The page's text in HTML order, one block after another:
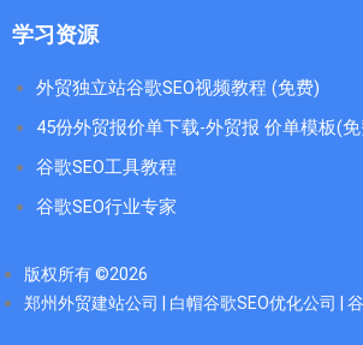
学习资源
外贸独立站谷歌SEO视频教程 (免费)
45份外贸报价单下载-外贸报 价单模板(
谷歌SEO工具教程
谷歌SEO行业专家
版权所有 ©2026
郑州外贸建站公司 | 白帽谷歌SEO优化公司 |